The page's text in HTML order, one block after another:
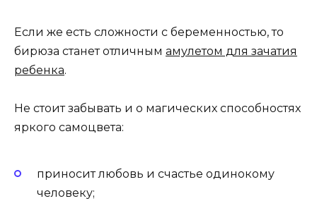
Если же есть сложности с беременностью, то
бирюза станет отличным амулетом для зачатия
ребенка.
Не стоит забывать и о магических способностях
яркого самоцвета:
приносит любовь и счастье одинокому
человеку;